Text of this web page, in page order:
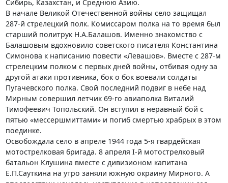
Сибирь, Казахстан, и Среднюю Азию.
В начале Великой Отечественной войны село защищал
287-й стрелецкий полк. Комиссаром полка на то время был
старший политрук Н.А.Балашов. Именно знакомство с
Балашовым вдохновило советского писателя Константина
Симонова к написанию повести «Левашов». Вместе с 287-м
стрелецким полком с первых дней войны, отбивая одну за
другой атаки противника, бок о бок воевали солдаты
Пугачевского полка. Свой последний подвиг в небе над
Мирным совершил летчик 69-го авиаполка Виталий
Тимофеевич Топольский. Он вступил в неравный бой с
пятью «мессершмиттами» и погиб смертью храбрых в этом
поединке.
Освобождала село в апреле 1944 года 5-я гвардейская
мотострелковая бригада. 8 апреля I-й мотострелковый
батальон Клушина вместе с дивизионом капитана
Е.П.Сауткина на утро заняли южную окраину Мирного. А